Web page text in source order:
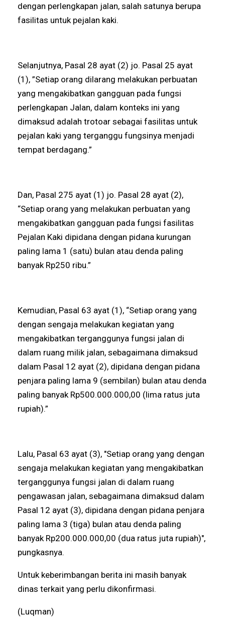
dengan perlengkapan jalan, salah satunya berupa
fasilitas untuk pejalan kaki.
Selanjutnya, Pasal 28 ayat (2) jo. Pasal 25 ayat
(1), ”Setiap orang dilarang melakukan perbuatan
yang mengakibatkan gangguan pada fungsi
perlengkapan Jalan, dalam konteks ini yang
dimaksud adalah trotoar sebagai fasilitas untuk
pejalan kaki yang terganggu fungsinya menjadi
tempat berdagang.”
Dan, Pasal 275 ayat (1) jo. Pasal 28 ayat (2),
“Setiap orang yang melakukan perbuatan yang
mengakibatkan gangguan pada fungsi fasilitas
Pejalan Kaki dipidana dengan pidana kurungan
paling lama 1 (satu) bulan atau denda paling
banyak Rp250 ribu.”
Kemudian, Pasal 63 ayat (1), “Setiap orang yang
dengan sengaja melakukan kegiatan yang
mengakibatkan terganggunya fungsi jalan di
dalam ruang milik jalan, sebagaimana dimaksud
dalam Pasal 12 ayat (2), dipidana dengan pidana
penjara paling lama 9 (sembilan) bulan atau denda
paling banyak Rp500.000.000,00 (lima ratus juta
rupiah).”
Lalu, Pasal 63 ayat (3), "Setiap orang yang dengan
sengaja melakukan kegiatan yang mengakibatkan
terganggunya fungsi jalan di dalam ruang
pengawasan jalan, sebagaimana dimaksud dalam
Pasal 12 ayat (3), dipidana dengan pidana penjara
paling lama 3 (tiga) bulan atau denda paling
banyak Rp200.000.000,00 (dua ratus juta rupiah)",
pungkasnya.
Untuk keberimbangan berita ini masih banyak
dinas terkait yang perlu dikonfirmasi.
(Luqman)